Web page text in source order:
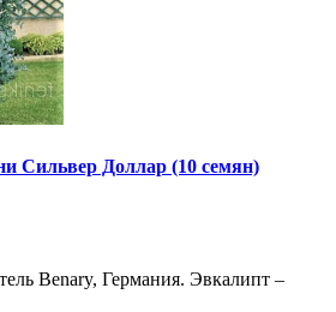
Сильвер Доллар (10 семян)
Benary, Германия. Эвкалипт –